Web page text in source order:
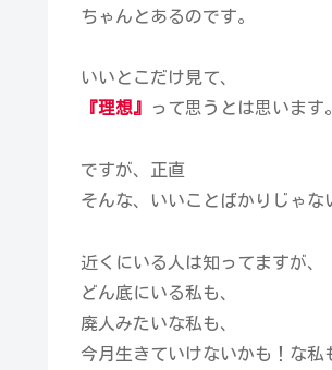
ちゃんとあるのです。
いいとこだけ見て、
『理想』
って思うとは思います。
ですが、正直
そんな、いいことばかりじゃな
近くにいる人は知ってますが、
どん底にいる私も、
廃人みたいな私も、
今月生きていけないかも！な私